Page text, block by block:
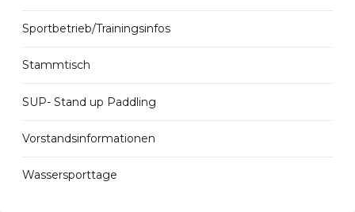
Sportbetrieb/Trainingsinfos
Stammtisch
SUP- Stand up Paddling
Vorstandsinformationen
Wassersporttage